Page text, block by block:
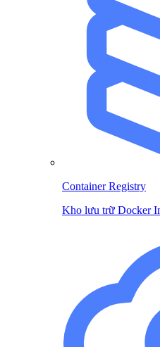
Container Registry
Kho lưu trữ Docker